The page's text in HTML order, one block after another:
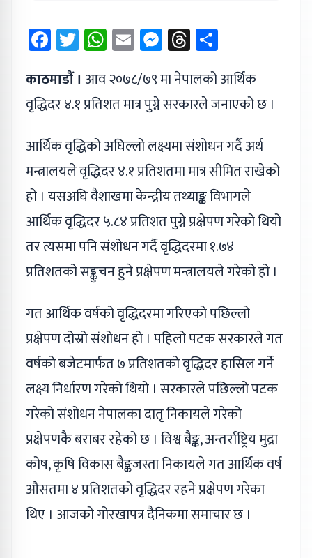
Facebook
Twitter
WhatsApp
EmailMessenger
Threads
काठमाडौं । आव २०७८/७९ मा नेपालको आर्थिक
वृद्धिदर ४.१ प्रतिशत मात्र पुग्ने सरकारले जनाएको छ ।
आर्थिक वृद्धिको अघिल्लो लक्ष्यमा संशोधन गर्दै अर्थ
मन्त्रालयले वृद्धिदर ४.१ प्रतिशतमा मात्र सीमित राखेको
हो । यसअघि वैशाखमा केन्द्रीय तथ्याङ्क विभागले
आर्थिक वृद्धिदर ५.८४ प्रतिशत पुग्ने प्रक्षेपण गरेको थियो
तर त्यसमा पनि संशोधन गर्दै वृद्धिदरमा १.७४
प्रतिशतको सङ्कुचन हुने प्रक्षेपण मन्त्रालयले गरेको हो ।
गत आर्थिक वर्षको वृद्धिदरमा गरिएको पछिल्लो
प्रक्षेपण दोस्रो संशोधन हो । पहिलो पटक सरकारले गत
वर्षको बजेटमार्फत ७ प्रतिशतको वृद्धिदर हासिल गर्ने
लक्ष्य निर्धारण गरेको थियो । सरकारले पछिल्लो पटक
गरेको संशोधन नेपालका दातृ निकायले गरेको
प्रक्षेपणकै बराबर रहेको छ । विश्व बैङ्क, अन्तर्राष्ट्रिय मुद्रा
कोष, कृषि विकास बैङ्कजस्ता निकायले गत आर्थिक वर्ष
औसतमा ४ प्रतिशतको वृद्धिदर रहने प्रक्षेपण गरेका
थिए । आजको गोरखापत्र दैनिकमा समाचार छ ।